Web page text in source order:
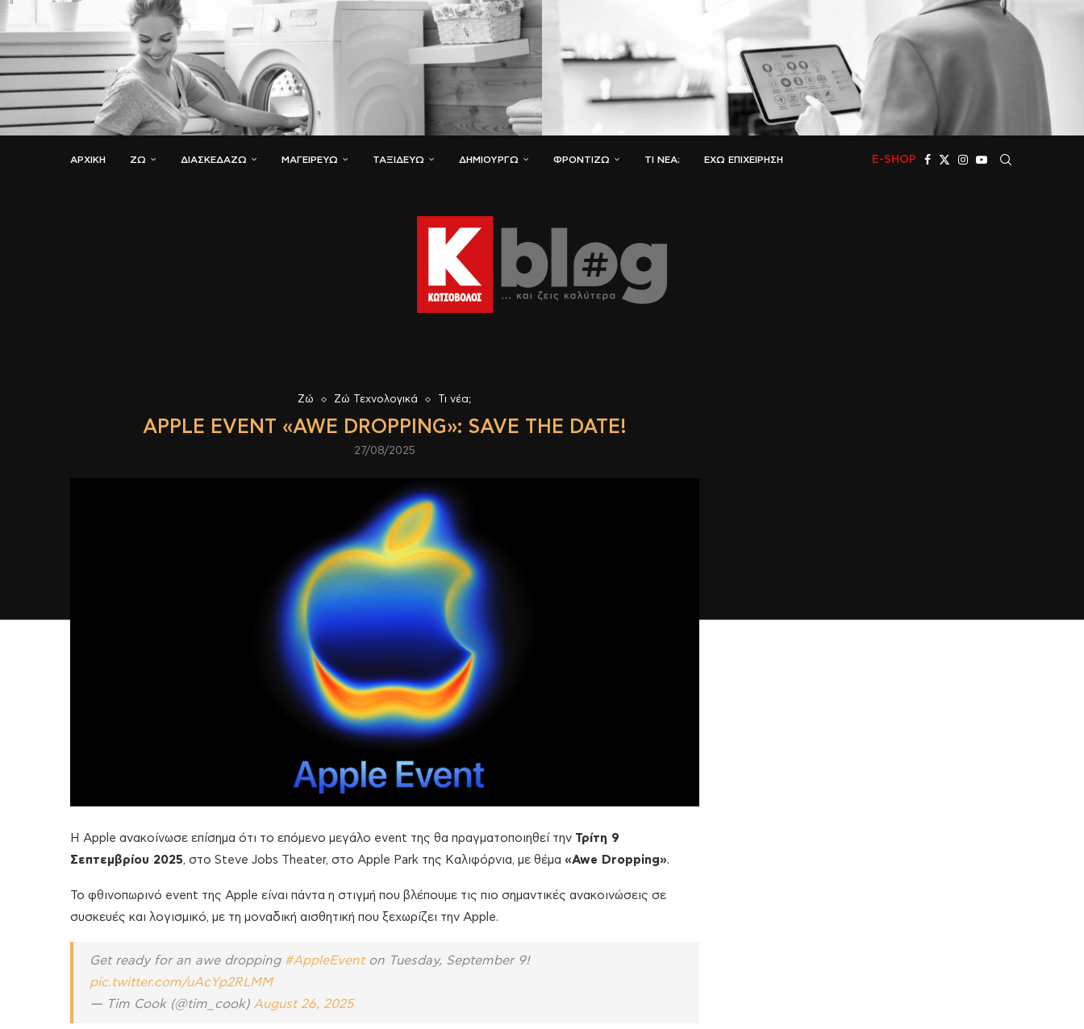
ΑΡΧΙΚΗ ΖΏ ΔΙΑΣΚΕΔΆΖΩ ΜΑΓΕΙΡΕΎΩ ΤΑΞΙΔΕΎΩ ΔΗΜΙΟΥΡΓΏ ΦΡΟΝΤΊΖΩ ΤΙ ΝΈΑ; ΈΧΩ ΕΠΙΧΕΊΡΗΣΗ E-SHOP
Ζώ Ζώ Τεχνολογικά Τι νέα;
APPLE EVENT «AWE DROPPING»: SAVE THE DATE!
27/08/2025
Η Apple ανακοίνωσε επίσημα ότι το επόμενο μεγάλο event της θα πραγματοποιηθεί την Τρίτη 9
Σεπτεμβρίου 2025, στο Steve Jobs Theater, στο Apple Park της Καλιφόρνια, με θέμα «Awe Dropping».
Το φθινοπωρινό event της Apple είναι πάντα η στιγμή που βλέπουμε τις πιο σημαντικές ανακοινώσεις σε
συσκευές και λογισμικό, με τη μοναδική αισθητική που ξεχωρίζει την Apple.
Get ready for an awe dropping #AppleEventon Tuesday, September 9!
pic.twitter.com/uAcYp2RLMM
— Tim Cook (@tim_cook) August 26, 2025